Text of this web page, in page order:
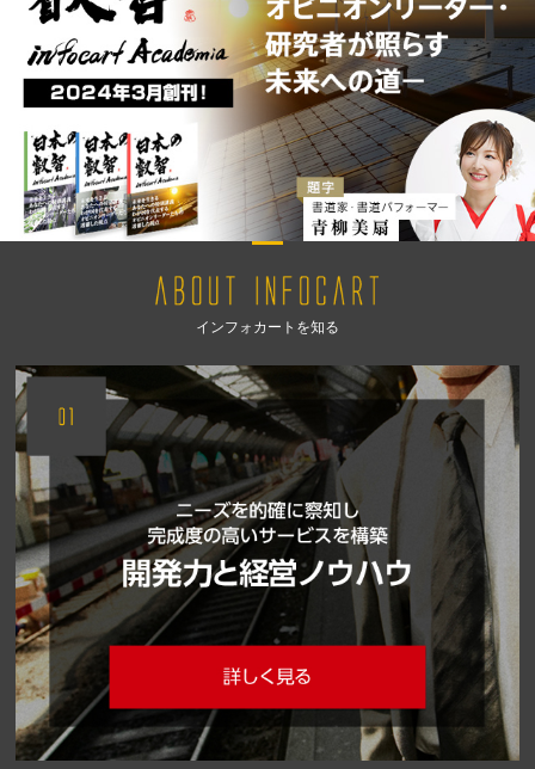
インフォカートを知る